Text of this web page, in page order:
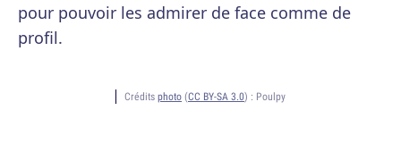
pour pouvoir les admirer de face comme de
profil.
Crédits photo (CC BY-SA 3.0) : Poulpy